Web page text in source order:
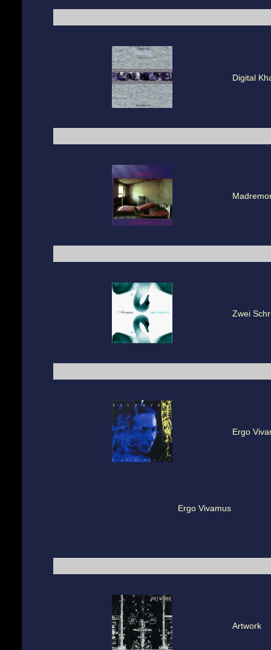
Digital
Zwei
Ergo
Ergo Vivamus
Artwork